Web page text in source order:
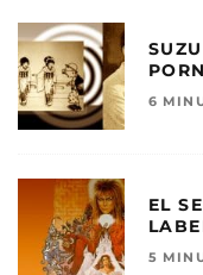
6
EL
5